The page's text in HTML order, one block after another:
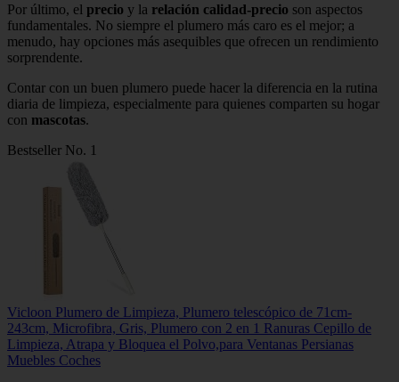
Por último, el precio y la relación calidad-precio son aspectos
fundamentales. No siempre el plumero más caro es el mejor; a
menudo, hay opciones más asequibles que ofrecen un rendimiento
sorprendente.
Contar con un buen plumero puede hacer la diferencia en la rutina
diaria de limpieza, especialmente para quienes comparten su hogar
con mascotas.
Bestseller No. 1
Vicloon Plumero de Limpieza, Plumero telescópico de 71cm-
243cm, Microfibra, Gris, Plumero con 2 en 1 Ranuras Cepillo de
Limpieza, Atrapa y Bloquea el Polvo,para Ventanas Persianas
Muebles Coches